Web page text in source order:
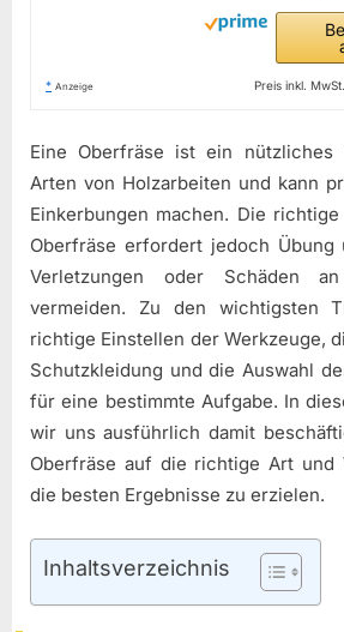
* Anzeige Preis inkl.
Eine Oberfräse ist ein nützliches
Arten von Holzarbeiten und kann
Einkerbungen machen. Die
Oberfräse erfordert jedoch Übung
Verletzungen oder Schäden
vermeiden. Zu den wichtigsten
richtige Einstellen der Werkzeuge,
Schutzkleidung und die Auswahl
für eine bestimmte Aufgabe. In
wir uns ausführlich damit
Oberfräse auf die richtige Art und
die besten Ergebnisse zu erzielen.
Inhaltsverzeichnis